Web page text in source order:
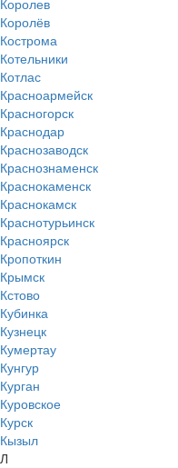
Королев
Королёв
Кострома
Котельники
Котлас
Красноармейск
Красногорск
Краснодар
Краснозаводск
Краснознаменск
Краснокаменск
Краснокамск
Краснотурьинск
Красноярск
Кропоткин
Крымск
Кстово
Кубинка
Кузнецк
Кумертау
Кунгур
Курган
Куровское
Курск
Кызыл
Л